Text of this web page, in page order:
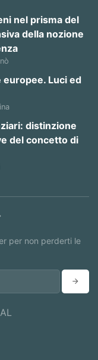
nel prisma del
della nozione
Luci ed
distinzione
del concetto di
per non perderti le